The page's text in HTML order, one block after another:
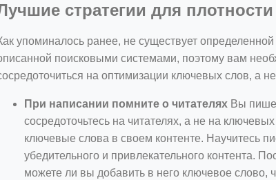
стратегии для
упоминалось ранее, не существует
поисковыми системами, поэтому вам
на оптимизации ключевых слов, а
При написании помните о читателях Вы
сосредоточьтесь на читателях, а не на
ключевые слова в своем контенте. Научитесь
убедительного и привлекательного контента.
можете ли вы добавить в него ключевое слово,